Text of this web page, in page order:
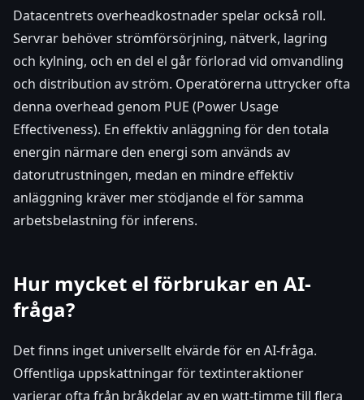
Datacentrets overheadkostnader spelar också roll.
Servrar behöver strömförsörjning, nätverk, lagring
och kylning, och en del el går förlorad vid omvandling
och distribution av ström. Operatörerna uttrycker ofta
denna overhead genom PUE (Power Usage
Effectiveness). En effektiv anläggning för den totala
energin närmare den energi som används av
datorutrustningen, medan en mindre effektiv
anläggning kräver mer stödjande el för samma
arbetsbelastning för inferens.
Hur mycket el förbrukar en AI-
fråga?
Det finns inget universellt elvärde för en AI-fråga.
Offentliga uppskattningar för textinteraktioner
varierar ofta från bråkdelar av en watt-timme till flera